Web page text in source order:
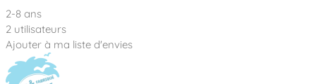
Surfpark
Équipements sportifs
Établissements scolaires
Architectes, Paysagistes-concepteurs
Camping et résidences de vacances
Des aires intergénérationnelles de
Des aires de jeux pour tous les enfants
L’éco-conception de nos jeux
Réalisations
Contact
2-8 ans
2 utilisateurs
Ajouter à ma liste d'envies